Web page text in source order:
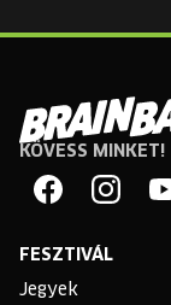
Brain
Bar
KÖVESS MINKET!
FESZTIVÁL
Jegyek